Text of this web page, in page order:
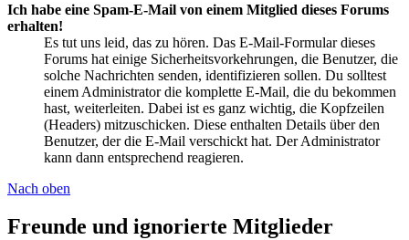
Ich habe eine Spam-E-Mail von einem Mitglied dieses Forums
erhalten!
Es tut uns leid, das zu hören. Das E-Mail-Formular dieses
Forums hat einige Sicherheitsvorkehrungen, die Benutzer, die
solche Nachrichten senden, identifizieren sollen. Du solltest
einem Administrator die komplette E-Mail, die du bekommen
hast, weiterleiten. Dabei ist es ganz wichtig, die Kopfzeilen
(Headers) mitzuschicken. Diese enthalten Details über den
Benutzer, der die E-Mail verschickt hat. Der Administrator
kann dann entsprechend reagieren.
Nach oben
Freunde und ignorierte Mitglieder